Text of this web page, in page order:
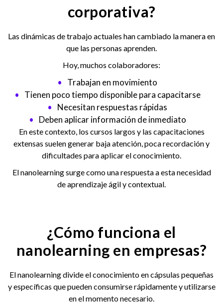
corporativa?
Las dinámicas de trabajo actuales han cambiado la manera en
que las personas aprenden.
Hoy, muchos colaboradores:
Trabajan en movimiento
Tienen poco tiempo disponible para capacitarse
Necesitan respuestas rápidas
Deben aplicar información de inmediato
En este contexto, los cursos largos y las capacitaciones
extensas suelen generar baja atención, poca recordación y
dificultades para aplicar el conocimiento.
El nanolearning surge como una respuesta a esta necesidad
de aprendizaje ágil y contextual.
¿Cómo funciona el
nanolearning en empresas?
El nanolearning divide el conocimiento en cápsulas pequeñas
y específicas que pueden consumirse rápidamente y utilizarse
en el momento necesario.